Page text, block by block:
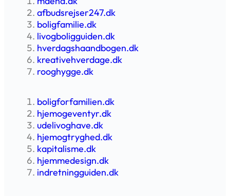
afbudsrejser247.dk
boligfamilie.dk
livogboligguiden.dk
hverdagshaandbogen.dk
kreativehverdage.dk
rooghygge.dk
boligforfamilien.dk
hjemogeventyr.dk
udelivoghave.dk
hjemogtryghed.dk
kapitalisme.dk
hjemmedesign.dk
indretningguiden.dk